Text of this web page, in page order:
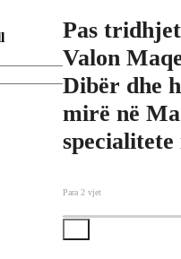
Pas
Valon
Dibër dhe
mirë në
Para 2 vjet